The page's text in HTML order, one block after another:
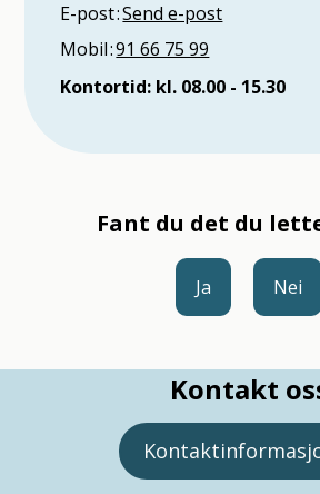
E-postSend e-post
Mobil91 66 75 99
Kontortid: kl. 08.00 - 15.30
Fant du det du
Ja Nei
Kontakt